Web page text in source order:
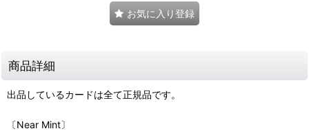
お気に入り登録
商品詳細
出品しているカードは全て正規品です。
〔Near Mint〕